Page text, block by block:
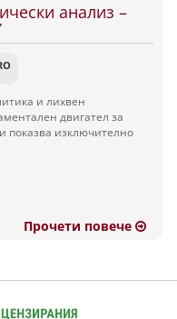
анализ –
и лихвен
двигател за
показва изключително
Прочети повече